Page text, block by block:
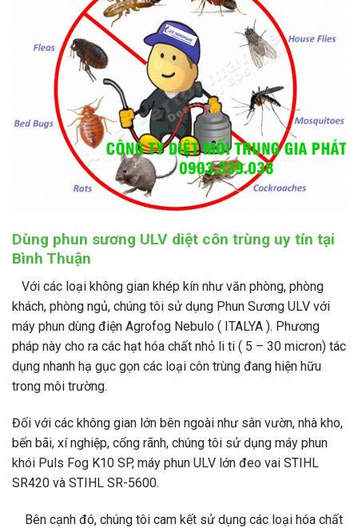
Dùng phun sương ULV diệt côn trùng uy tín tại
Bình Thuận
Với các loại không gian khép kín như văn phòng, phòng
khách, phòng ngủ, chúng tôi sử dụng Phun Sương ULV với
máy phun dùng điện Agrofog Nebulo ( ITALYA ). Phương
pháp này cho ra các hạt hóa chất nhỏ li ti ( 5 – 30 micron) tác
dụng nhanh hạ gục gọn các loại côn trùng đang hiện hữu
trong môi trường.
Đối với các không gian lớn bên ngoài như sân vườn, nhà kho,
bến bãi, xí nghiệp, cống rãnh, chúng tôi sử dụng máy phun
khói Puls Fog K10 SP, máy phun ULV lớn đeo vai STIHL
SR420 và STIHL SR-5600.
Bên cạnh đó, chúng tôi cam kết sử dụng các loại hóa chất